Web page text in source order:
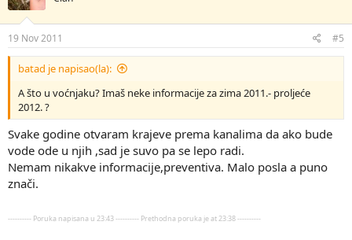
19 Nov 2011 #5
batad je napisao(la):
A što u voćnjaku? Imaš neke informacije za zima 2011.- proljeće
2012. ?
Svake godine otvaram krajeve prema kanalima da ako bude
vode ode u njih ,sad je suvo pa se lepo radi.
Nemam nikakve informacije,preventiva. Malo posla a puno
znači.
---------- Poruka napisana u 23:43 ---------- Prethodna poruka je at 23:38 ----------